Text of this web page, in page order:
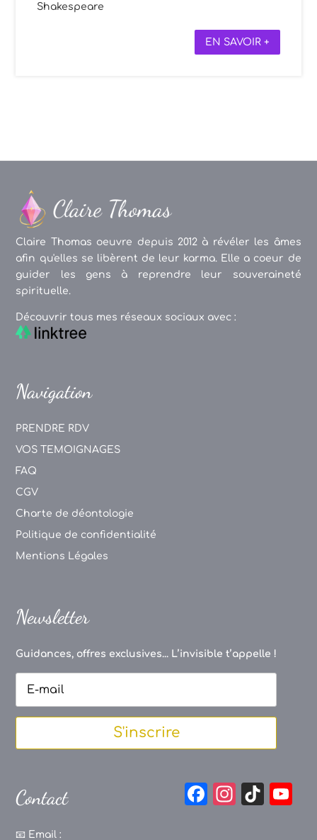
Shakespeare
EN SAVOIR +
Claire Thomas oeuvre depuis 2012 à révéler les âmes
afin qu'elles se libèrent de leur karma. Elle a coeur de
guider les gens à reprendre leur souveraineté
spirituelle.
Découvrir tous mes réseaux sociaux avec :
Navigation
PRENDRE RDV
VOS TEMOIGNAGES
FAQ
CGV
Charte de déontologie
Politique de confidentialité
Mentions Légales
Newsletter
Guidances, offres exclusives... L’invisible t’appelle !
S'inscrire
Contact
📧 Email :
F
In Ti